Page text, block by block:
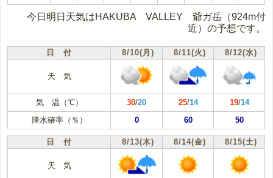
今日明日天気はHAKUBA VALLEY 爺ガ岳（924m付
近）の予想です。
日 付 8/10(月) 8/11(火) 8/12(水)
天 気
気 温（℃） 30/20 25/14 19/14
降水確率（％）
0 60 50
日 付 8/13(木) 8/14(金) 8/15(土)
天 気